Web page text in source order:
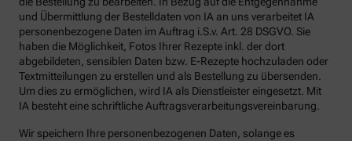
und Übermittlung der Bestelldaten von IA an uns verarbeitet IA
personenbezogene Daten im Auftrag i.S.v. Art. 28 DSGVO. Sie
haben die Möglichkeit, Fotos Ihrer Rezepte inkl. der dort
abgebildeten, sensiblen Daten bzw. E-Rezepte hochzuladen oder
Textmitteilungen zu erstellen und als Bestellung zu übersenden.
Um dies zu ermöglichen, wird IA als Dienstleister eingesetzt. Mit
IA besteht eine schriftliche Auftragsverarbeitungsvereinbarung.
Wir speichern Ihre personenbezogenen Daten, solange es